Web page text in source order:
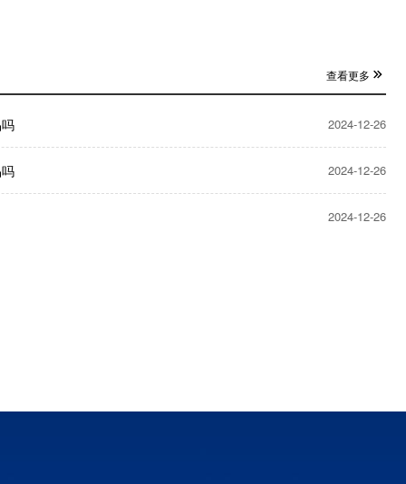
查看更多
2024-12-26
2024-12-26
2024-12-26